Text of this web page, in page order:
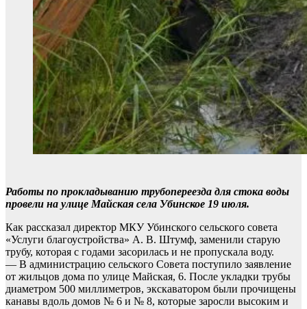
Работы по прокладыванию трубопереезда для стока воды
провели на улице Майская села Убинское 19 июля.
Как рассказал директор МКУ Убинского сельского совета
«Услуги благоустройства» А. В. Штумф, заменили старую
трубу, которая с годами засорилась и не пропускала воду.
— В администрацию сельского Совета поступило заявление
от жильцов дома по улице Майская, 6. После укладки трубы
диаметром 500 миллиметров, экскаватором были прочищены
канавы вдоль домов № 6 и № 8, которые заросли высоким и